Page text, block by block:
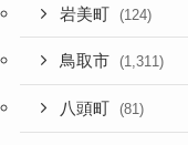
岩美町 (124)
鳥取市 (1,311)
八頭町 (81)